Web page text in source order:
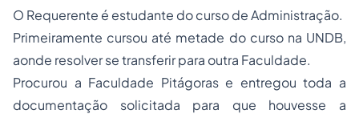
O Requerente é estudante do curso de Administração.
Primeiramente cursou até metade do curso na UNDB,
aonde resolver se transferir para outra Faculdade.
Procurou a Faculdade Pitágoras e entregou toda a
documentação solicitada para que houvesse a